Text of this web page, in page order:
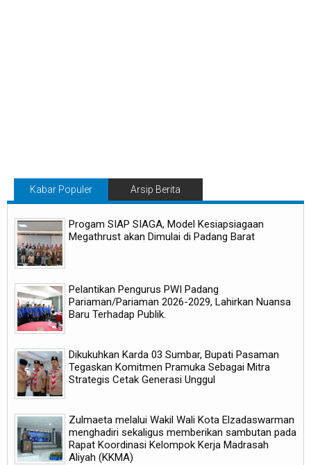
Kabar Populer Arsip Berita
Progam SIAP SIAGA, Model Kesiapsiagaan
Megathrust akan Dimulai di Padang Barat
Pelantikan Pengurus PWI Padang
Pariaman/Pariaman 2026-2029, Lahirkan Nuansa
Baru Terhadap Publik.
Dikukuhkan Karda 03 Sumbar, Bupati Pasaman
Tegaskan Komitmen Pramuka Sebagai Mitra
Strategis Cetak Generasi Unggul
Zulmaeta melalui Wakil Wali Kota Elzadaswarman
menghadiri sekaligus memberikan sambutan pada
Rapat Koordinasi Kelompok Kerja Madrasah
Aliyah (KKMA)